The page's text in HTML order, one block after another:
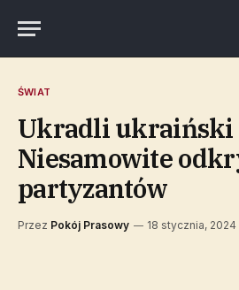
ŚWIAT
Ukradli ukraiński
Niesamowite
partyzantów
Przez Pokój Prasowy 18 stycznia, 2024